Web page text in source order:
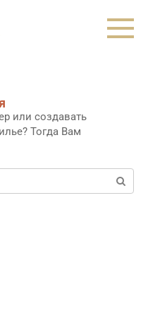
или создавать
Тогда Вам